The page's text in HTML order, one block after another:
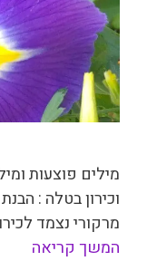
מילים פוצעות
וכירון בטלה :
מרקורי נצמד
המשך קריאה